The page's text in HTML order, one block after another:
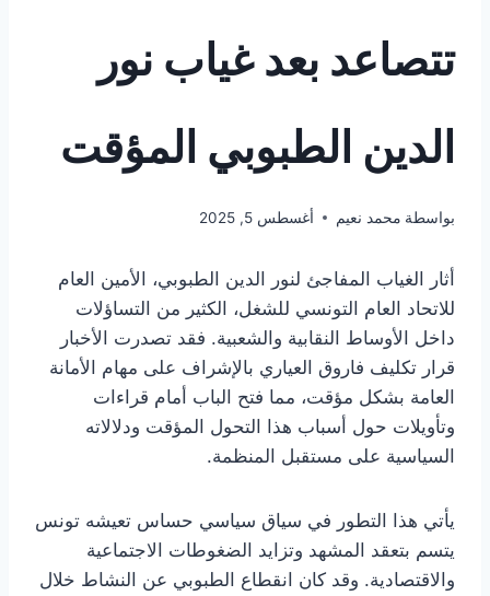
تتصاعد بعد غياب نور
الدين الطبوبي المؤقت
بواسطة محمد نعيم أغسطس 5, 2025
أثار الغياب المفاجئ لنور الدين الطبوبي، الأمين العام
للاتحاد العام التونسي للشغل، الكثير من التساؤلات
داخل الأوساط النقابية والشعبية. فقد تصدرت الأخبار
قرار تكليف فاروق العياري بالإشراف على مهام الأمانة
العامة بشكل مؤقت، مما فتح الباب أمام قراءات
وتأويلات حول أسباب هذا التحول المؤقت ودلالاته
السياسية على مستقبل المنظمة.
يأتي هذا التطور في سياق سياسي حساس تعيشه تونس
يتسم بتعقد المشهد وتزايد الضغوطات الاجتماعية
والاقتصادية. وقد كان انقطاع الطبوبي عن النشاط خلال